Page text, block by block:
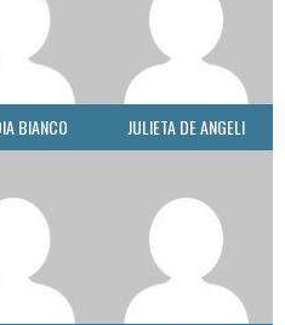
BIANCO JULIETA DE ANGELI